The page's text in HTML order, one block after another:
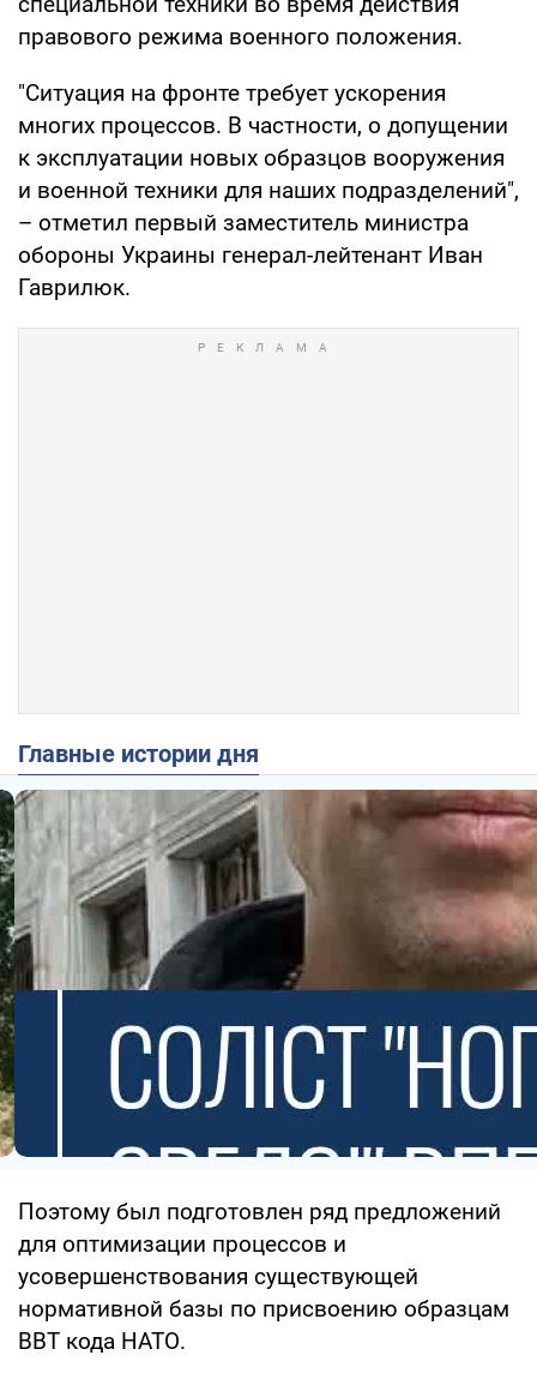
правового режима военного положения.
"Ситуация на фронте требует ускорения
многих процессов. В частности, о допущении
к эксплуатации новых образцов вооружения
и военной техники для наших подразделений",
– отметил первый заместитель министра
обороны Украины генерал-лейтенант Иван
Гаврилюк.
Главные истории дня
Поэтому был подготовлен ряд предложений
для оптимизации процессов и
усовершенствования существующей
нормативной базы по присвоению образцам
ВВТ кода НАТО.